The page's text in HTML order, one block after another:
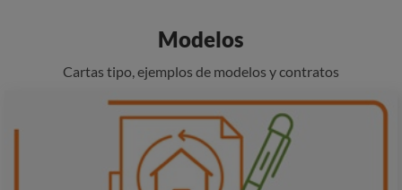
Modelos
Cartas tipo, ejemplos de modelos y contratos